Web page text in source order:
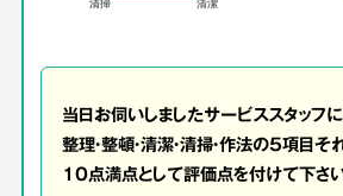
当日お伺いしましたサービススタッフ
整理・整頓・清潔・清掃・作法の5項目そ
10点満点として評価点を付けて下さい